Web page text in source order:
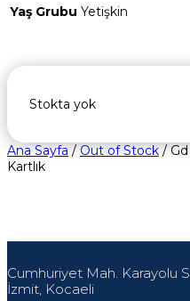
Yaş Grubu Yetişkin
Stokta yok
Ana Sayfa/Out of Stock/ Gd
Kartlık
Cumhuriyet Mah. Karayolu
İzmit, Kocaeli